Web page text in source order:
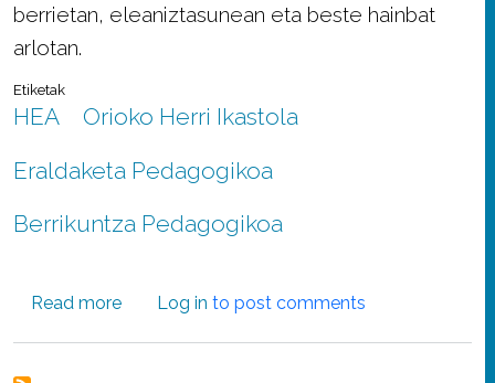
berrietan, eleaniztasunean eta beste hainbat
arlotan.
Etiketak
HEA
Orioko Herri Ikastola
Eraldaketa Pedagogikoa
Berrikuntza Pedagogikoa
Read moreabout Nere Manterola: "Aurten LH5ean egin
Log in to post comments